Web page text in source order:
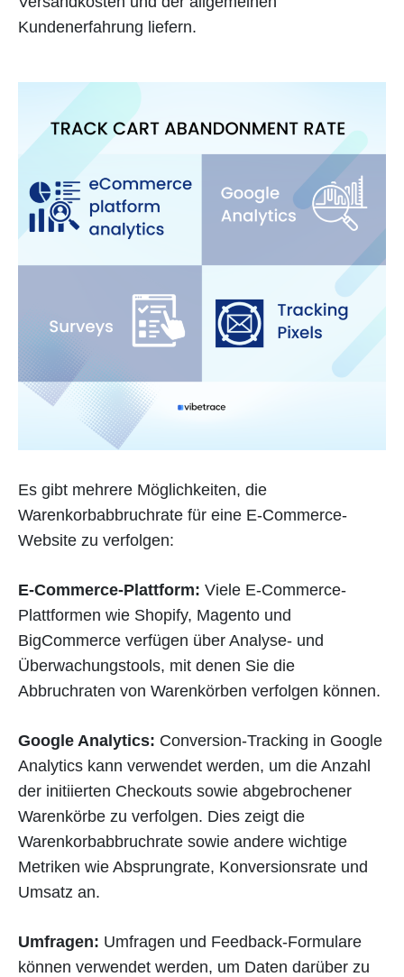
Kundenerfahrung liefern.
Es gibt mehrere Möglichkeiten, die
Warenkorbabbruchrate für eine E-Commerce-
Website zu verfolgen:
E-Commerce-Plattform: Viele E-Commerce-
Plattformen wie Shopify, Magento und
BigCommerce verfügen über Analyse- und
Überwachungstools, mit denen Sie die
Abbruchraten von Warenkörben verfolgen können.
Google Analytics: Conversion-Tracking in Google
Analytics kann verwendet werden, um die Anzahl
der initiierten Checkouts sowie abgebrochener
Warenkörbe zu verfolgen. Dies zeigt die
Warenkorbabbruchrate sowie andere wichtige
Metriken wie Absprungrate, Konversionsrate und
Umsatz an.
Umfragen: Umfragen und Feedback-Formulare
können verwendet werden, um Daten darüber zu